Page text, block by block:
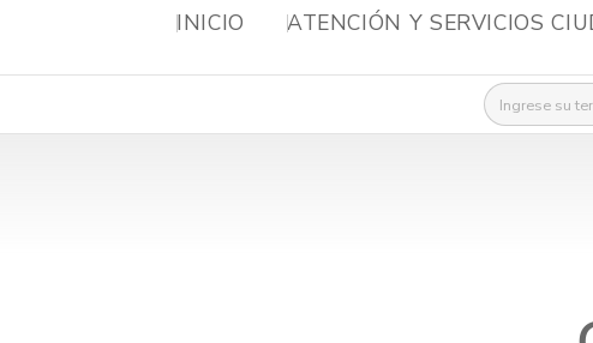
INICIO ATENCIÓN Y SERVICIOS
Buscar: